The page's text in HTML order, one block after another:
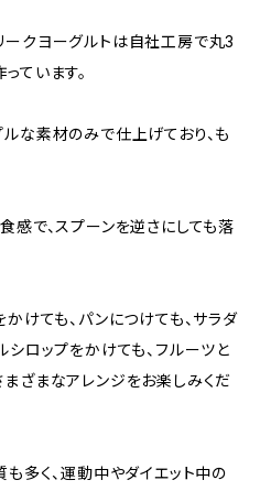
クヨーグルトは自社工房で丸3
ています。
な素材のみで仕上げており、も
感で、スプーンを逆さにしても落
けても、パンにつけても、サラダ
シロップをかけても、フルーツと
ざまなアレンジをお楽しみくだ
も多く、運動中やダイエット中の